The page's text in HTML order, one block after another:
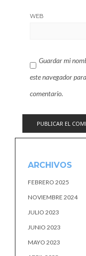
WEB
Guardar mi
este navegador
comentario.
ARCHIVOS
FEBRERO 2025
NOVIEMBRE 2024
JULIO 2023
JUNIO 2023
MAYO 2023